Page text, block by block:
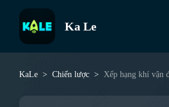
Ka Le
KaLe Chiến lược Xếp hạng khí vận